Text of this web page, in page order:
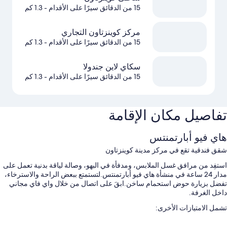
15 من الدقائق سيرًا على الأقدام - 1.3 كم
مركز كوينزتاون التجاري
15 من الدقائق سيرًا على الأقدام - 1.3 كم
سكاي لاين جندولا
15 من الدقائق سيرًا على الأقدام - 1.3 كم
تفاصيل مكان الإقامة
هاي فيو أبارتمنتس
شقق فندقية تقع في مركز مدينة كوينزتاون
استفِد من مرافق غسل الملابس، ومدفأة في البهو، وصالة لياقة بدنية تعمل على
مدار 24 ساعة في منشأة هاي فيو أبارتمنتس.لتستمتع ببعض الراحة والاسترخاء،
تفضل بزيارة حوض استحمام ساخن.ابقَ على اتصال من خلال واي فاي مجاني
داخل الغرفة.
تشمل الامتيازات الأخرى: